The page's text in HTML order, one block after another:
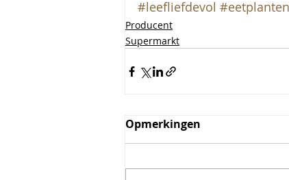
#leefliefdevol #eetplanten
Producent
Supermarkt
Opmerkingen